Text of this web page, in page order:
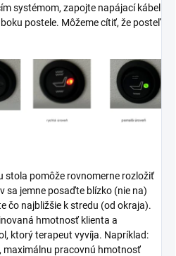
systémom, zapojte napájací kábel
postele. Môžeme cítiť, že posteľ
stola pomôže rovnomerne rozložiť
sa jemne posaďte blízko (nie na)
čo najbližšie k stredu (od okraja).
hmotnosť klienta a
ktorý terapeut vyvíja. Napríklad:
maximálnu pracovnú hmotnosť